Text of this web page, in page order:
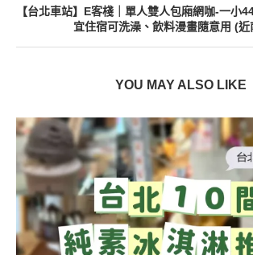
【台北車站】E客棧｜單人雙人包廂網咖-一小
宜住宿可洗澡、飲料漫畫隨意用 (近
YOU MAY ALSO LIKE